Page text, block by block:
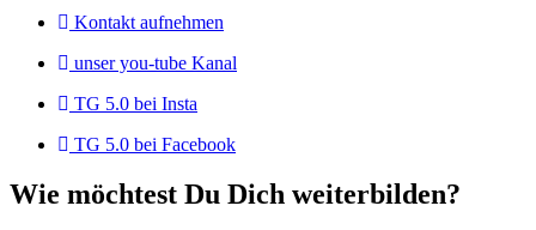
Kontakt aufnehmen
unser you-tube Kanal
TG 5.0 bei Insta
TG 5.0 bei Facebook
Wie möchtest Du Dich weiterbilden?